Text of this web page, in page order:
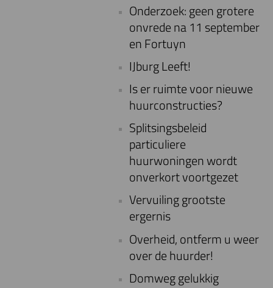
Onderzoek: geen grotere
onvrede na 11 september
en Fortuyn
IJburg Leeft!
Is er ruimte voor nieuwe
huurconstructies?
Splitsingsbeleid
particuliere
huurwoningen wordt
onverkort voortgezet
Vervuiling grootste
ergernis
Overheid, ontferm u weer
over de huurder!
Domweg gelukkig